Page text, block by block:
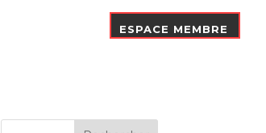
ESPACE MEMBRE